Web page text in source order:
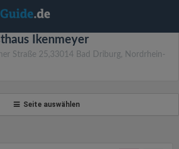
Ikenmeyer
Straße 25,33014 Bad Driburg, Nordrhein-
Seite auswählen